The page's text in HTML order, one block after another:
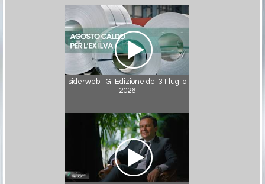
siderweb TG. Edizione del 31 luglio
2026